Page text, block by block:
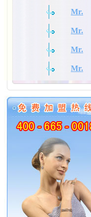
Mr.
Mr.
Mr.
Mr.